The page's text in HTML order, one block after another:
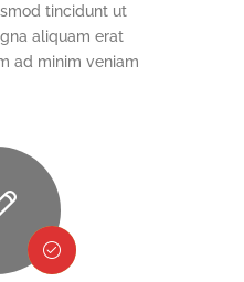
tincidunt ut
aliquam erat
ad minim veniam